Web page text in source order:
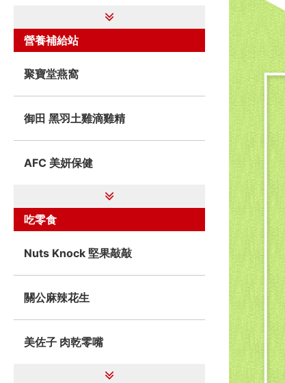
營養補給站
聚寶堂燕窩
御田 黑羽土雞滴雞精
AFC 美妍保健
吃零食
Nuts Knock 堅果敲敲
關公麻辣花生
美佐子 肉乾零嘴